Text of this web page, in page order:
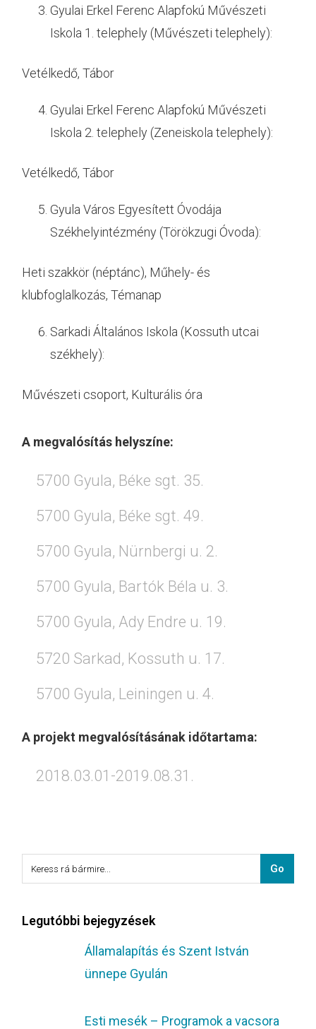
Gyulai Erkel Ferenc Alapfokú Művészeti
Iskola 1. telephely (Művészeti telephely):
Vetélkedő, Tábor
Gyulai Erkel Ferenc Alapfokú Művészeti
Iskola 2. telephely (Zeneiskola telephely):
Vetélkedő, Tábor
Gyula Város Egyesített Óvodája
Székhelyintézmény (Törökzugi Óvoda):
Heti szakkör (néptánc), Műhely- és
klubfoglalkozás, Témanap
Sarkadi Általános Iskola (Kossuth utcai
székhely):
Művészeti csoport, Kulturális óra
A megvalósítás helyszíne:
5700 Gyula, Béke sgt. 35.
5700 Gyula, Béke sgt. 49.
5700 Gyula, Nürnbergi u. 2.
5700 Gyula, Bartók Béla u. 3.
5700 Gyula, Ady Endre u. 19.
5720 Sarkad, Kossuth u. 17.
5700 Gyula, Leiningen u. 4.
A projekt megvalósításának időtartama:
2018.03.01-2019.08.31.
Legutóbbi bejegyzések
Államalapítás és Szent István
ünnepe Gyulán
Esti mesék – Programok a vacsora